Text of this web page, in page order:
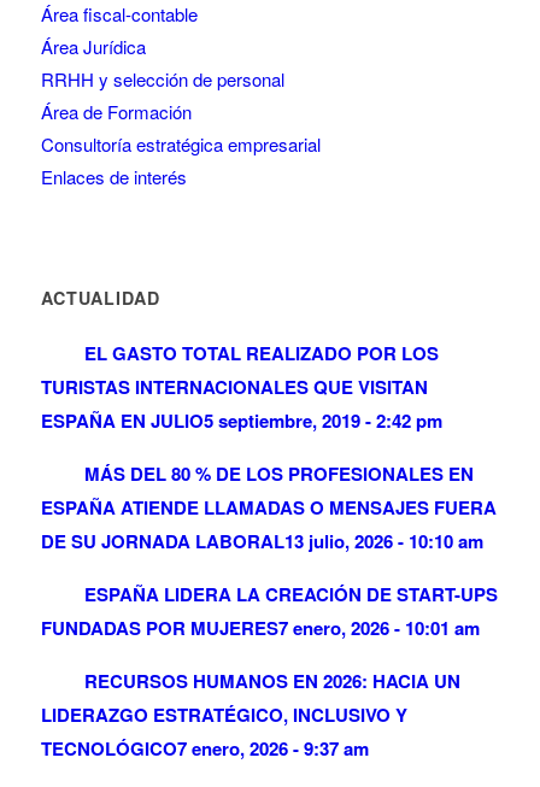
Área fiscal-contable
Área Jurídica
RRHH y selección de personal
Área de Formación
Consultoría estratégica empresarial
Enlaces de interés
ACTUALIDAD
EL GASTO TOTAL REALIZADO POR LOS
TURISTAS INTERNACIONALES QUE VISITAN
ESPAÑA EN JULIO5 septiembre, 2019 - 2:42 pm
MÁS DEL 80 % DE LOS PROFESIONALES EN
ESPAÑA ATIENDE LLAMADAS O MENSAJES FUERA
DE SU JORNADA LABORAL13 julio, 2026 - 10:10 am
ESPAÑA LIDERA LA CREACIÓN DE START-UPS
FUNDADAS POR MUJERES7 enero, 2026 - 10:01 am
RECURSOS HUMANOS EN 2026: HACIA UN
LIDERAZGO ESTRATÉGICO, INCLUSIVO Y
TECNOLÓGICO7 enero, 2026 - 9:37 am